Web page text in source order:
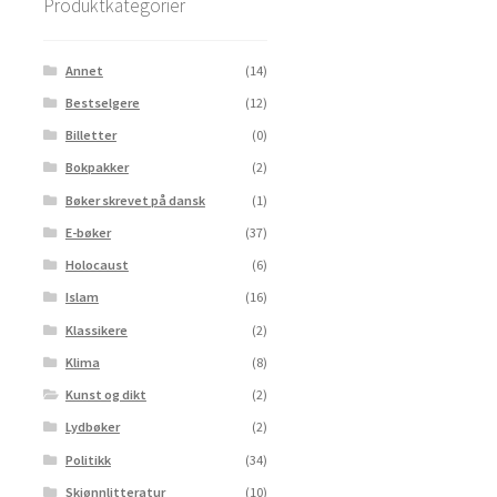
Produktkategorier
Annet
(14)
Bestselgere
(12)
Billetter
(0)
Bokpakker
(2)
Bøker skrevet på dansk
(1)
E-bøker
(37)
Holocaust
(6)
Islam
(16)
Klassikere
(2)
Klima
(8)
Kunst og dikt
(2)
Lydbøker
(2)
Politikk
(34)
Skjønnlitteratur
(10)